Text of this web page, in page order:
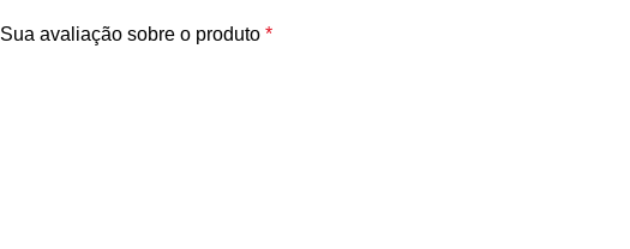
Sua avaliação sobre o produto *